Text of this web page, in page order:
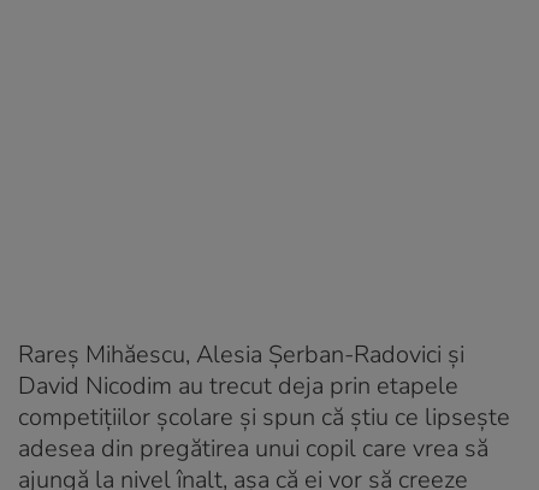
Rareș Mihăescu, Alesia Șerban-Radovici și
David Nicodim au trecut deja prin etapele
competițiilor școlare și spun că știu ce lipsește
adesea din pregătirea unui copil care vrea să
ajungă la nivel înalt, așa că ei vor să creeze